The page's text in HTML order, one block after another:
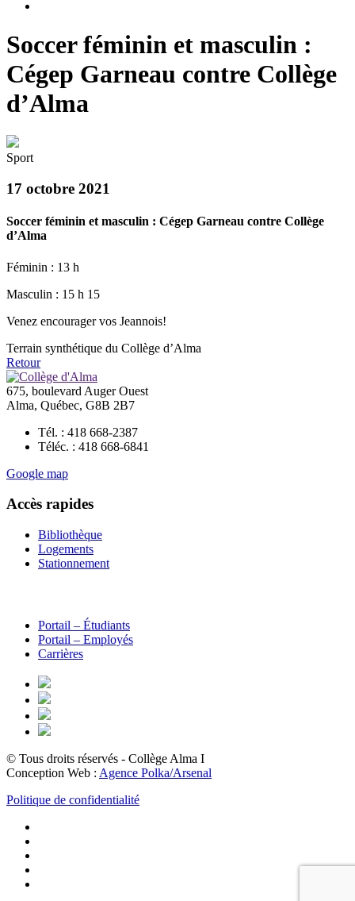
Soccer féminin et masculin :
Cégep Garneau contre Collège
d’Alma
Sport
17 octobre 2021
Soccer féminin et masculin : Cégep Garneau contre Collège
d’Alma
Féminin : 13 h
Masculin : 15 h 15
Venez encourager vos Jeannois!
Terrain synthétique du Collège d’Alma
Retour
675, boulevard Auger Ouest
Alma, Québec, G8B 2B7
Tél. : 418 668-2387
Téléc. : 418 668-6841
Google map
Accès rapides
Bibliothèque
Logements
Stationnement
Portail – Étudiants
Portail – Employés
Carrières
© Tous droits réservés - Collège Alma I
Conception Web : Agence Polka/Arsenal
Politique de confidentialité